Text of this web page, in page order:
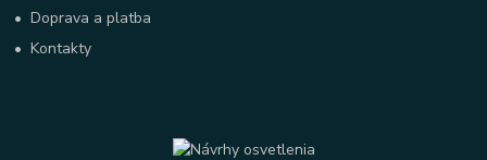
•Doprava a platba
•Kontakty